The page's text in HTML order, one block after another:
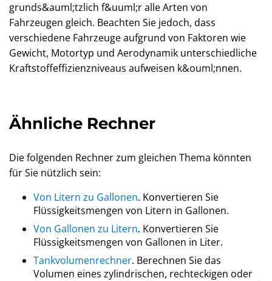
grunds&auml;tzlich f&uuml;r alle Arten von
Fahrzeugen gleich. Beachten Sie jedoch, dass
verschiedene Fahrzeuge aufgrund von Faktoren wie
Gewicht, Motortyp und Aerodynamik unterschiedliche
Kraftstoffeffizienzniveaus aufweisen k&ouml;nnen.
Ähnliche Rechner
Die folgenden Rechner zum gleichen Thema könnten
für Sie nützlich sein:
Von Litern zu Gallonen. Konvertieren Sie
Flüssigkeitsmengen von Litern in Gallonen.
Von Gallonen zu Litern. Konvertieren Sie
Flüssigkeitsmengen von Gallonen in Liter.
Tankvolumenrechner. Berechnen Sie das
Volumen eines zylindrischen, rechteckigen oder